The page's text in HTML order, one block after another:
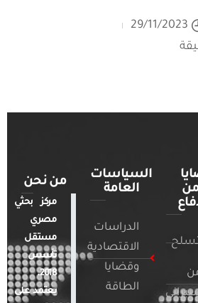
29/11/2023
السياسات
العامة
الدراسات
الاقتصادية
وقضايا
الطاقة
من نحن
مركز بحثي
مصري
مستقل
تأسس
2018.
يعتمد على